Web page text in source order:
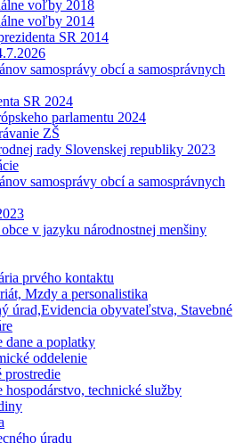
voľby 2018
voľby 2014
SR 2014
samosprávy obcí a samosprávnych
SR 2024
parlamentu 2024
ZŠ
rady Slovenskej republiky 2023
samosprávy obcí a samosprávnych
v jazyku národnostnej menšiny
prvého kontaktu
Mzdy a personalistika
úrad,Evidencia obyvateľstva, Stavebné
dane a poplatky
oddelenie
prostredie
hospodárstvo, technické služby
úradu